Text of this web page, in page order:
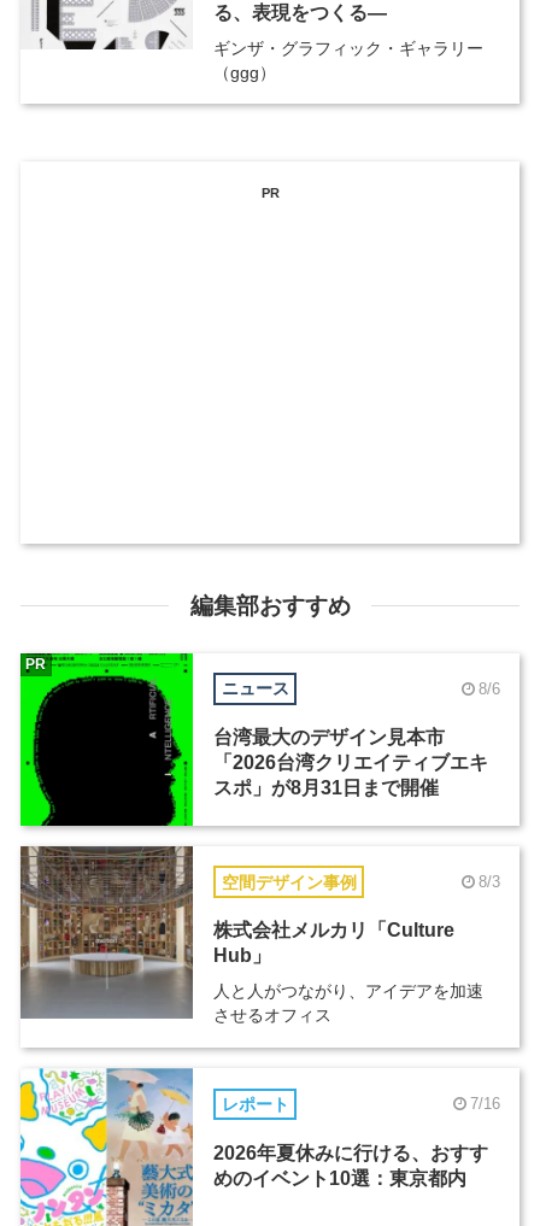
る、表現をつくる―
ギンザ・グラフィック・ギャラリー
（ggg）
PR
編集部おすすめ
ニュース 8/6
台湾最大のデザイン見本市
「2026台湾クリエイティブエキ
スポ」が8月31日まで開催
PR
空間デザイン事例 8/3
株式会社メルカリ「Culture
Hub」
人と人がつながり、アイデアを加速
させるオフィス
レポート 7/16
2026年夏休みに行ける、おすす
めのイベント10選：東京都内